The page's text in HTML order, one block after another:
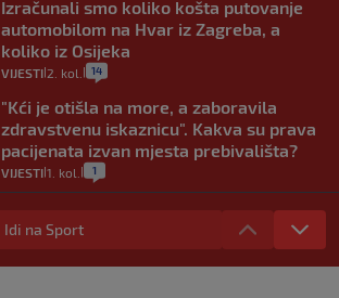
Izračunali smo koliko košta putovanje
automobilom na Hvar iz Zagreba, a
koliko iz Osijeka
VIJESTI 2. kol. 14
"Kći je otišla na more, a zaboravila
zdravstvenu iskaznicu". Kakva su prava
pacijenata izvan mjesta prebivališta?
VIJESTI 1. kol. 1
Provjerili smo "što ćemo onda" ako
Plenković na 15 dana ukine mjere: "Ne bi
se dogodilo ništa. Vlada se zaljubila u te
intervencije"
Idi na Sport